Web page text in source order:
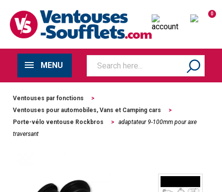
0
MENU
Ventouses par fonctions
>
Ventouses pour automobiles, Vans et Camping cars
>
Porte-vélo ventouse Rockbros
>
adaptateur 9-100mm pour axe
traversant